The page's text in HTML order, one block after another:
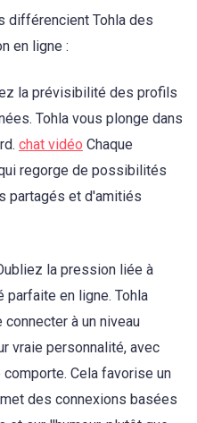
différencient Tohla des
en ligne :
la prévisibilité des profils
Tohla vous plonge dans
chat vidéo Chaque
regorge de possibilités
partagés et d'amitiés
la pression liée à
parfaite en ligne. Tohla
à un niveau
vraie personnalité, avec
Cela favorise un
des connexions basées